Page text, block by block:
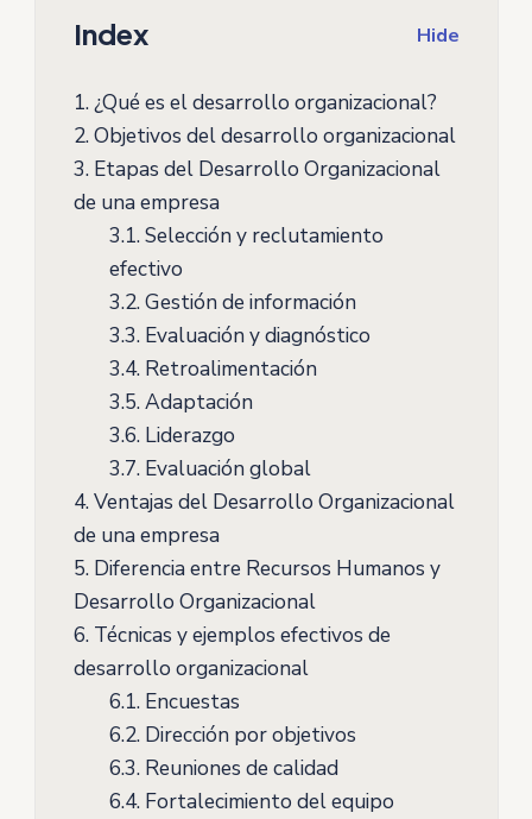
Index Hide
1.¿Qué es el desarrollo organizacional?
2.Objetivos del desarrollo organizacional
3.Etapas del Desarrollo Organizacional
de una empresa
3.1.Selección y reclutamiento
efectivo
3.2.Gestión de información
3.3.Evaluación y diagnóstico
3.4.Retroalimentación
3.5.Adaptación
3.6.Liderazgo
3.7.Evaluación global
4.Ventajas del Desarrollo Organizacional
de una empresa
5.Diferencia entre Recursos Humanos y
Desarrollo Organizacional
6.Técnicas y ejemplos efectivos de
desarrollo organizacional
6.1.Encuestas
6.2.Dirección por objetivos
6.3.Reuniones de calidad
6.4.Fortalecimiento del equipo